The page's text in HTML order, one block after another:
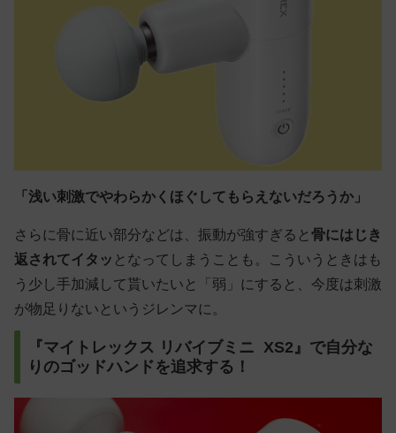
「浅い刺激でやわらかくほぐしてもらえないだろうか」
さらに骨に近い部分などは、振動が強すぎると 骨にはじき
返されてイタッ となってしまうことも。こういうときはも
う少し手加減して貰いたいと「弱」にすると、今度は刺激
が物足りないというジレンマに。
『マイトレックス リバイブミニ XS2』で自分な
りのゴッドハンドを追求する！